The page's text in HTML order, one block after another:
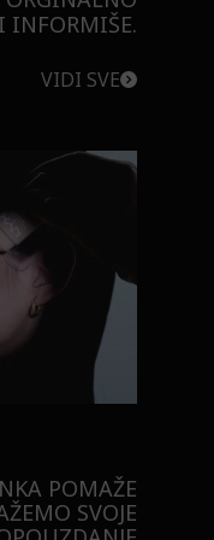
INFORMIŠE.
VIDI SVE
POMAŽE
SVOJE